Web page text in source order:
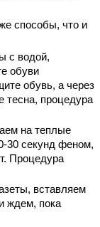
способы, что и
с водой,
обуви
обувь, а через
тесна, процедура
на теплые
30 секунд феном,
Процедура
вставляем
ждем, пока